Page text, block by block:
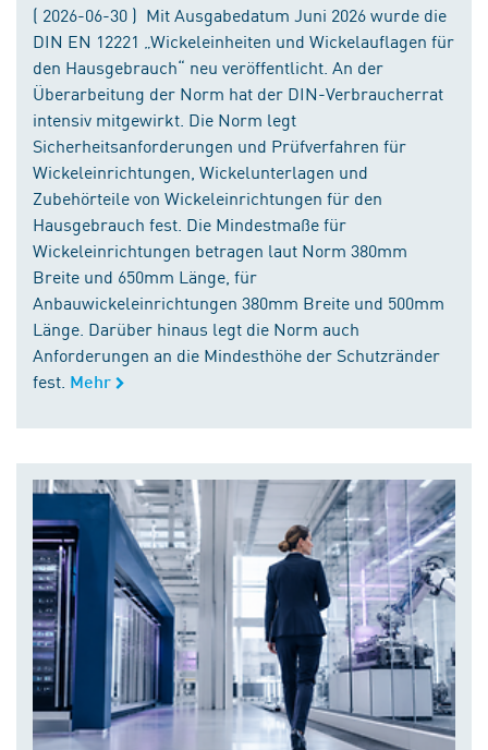
( 2026-06-30 ) Mit Ausgabedatum Juni 2026 wurde die
DIN EN 12221 „Wickeleinheiten und Wickelauflagen für
den Hausgebrauch“ neu veröffentlicht. An der
Überarbeitung der Norm hat der DIN-Verbraucherrat
intensiv mitgewirkt. Die Norm legt
Sicherheitsanforderungen und Prüfverfahren für
Wickeleinrichtungen, Wickelunterlagen und
Zubehörteile von Wickeleinrichtungen für den
Hausgebrauch fest. Die Mindestmaße für
Wickeleinrichtungen betragen laut Norm 380mm
Breite und 650mm Länge, für
Anbauwickeleinrichtungen 380mm Breite und 500mm
Länge. Darüber hinaus legt die Norm auch
Anforderungen an die Mindesthöhe der Schutzränder
fest. Mehr